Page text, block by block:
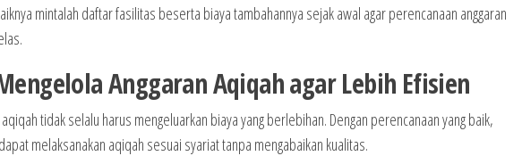
mintalah daftar fasilitas beserta biaya tambahannya sejak awal agar perencanaan anggaran
Anggaran Aqiqah agar Lebih Efisien
tidak selalu harus mengeluarkan biaya yang berlebihan. Dengan perencanaan yang baik,
melaksanakan aqiqah sesuai syariat tanpa mengabaikan kualitas.